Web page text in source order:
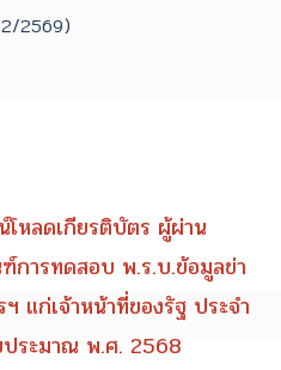
2569)
โหลดเกียรติบัตร ผู้ผ่าน
การทดสอบ พ.ร.บ.ข้อมูลข่า
ฯ แก่เจ้าหน้าที่ของรัฐ ประจำ
ระมาณ พ.ศ. 2568